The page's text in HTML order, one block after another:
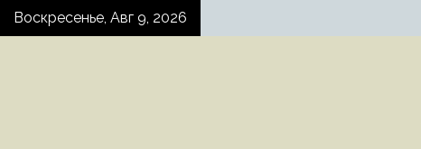
SkipВоскресенье, Авг 9, 2026